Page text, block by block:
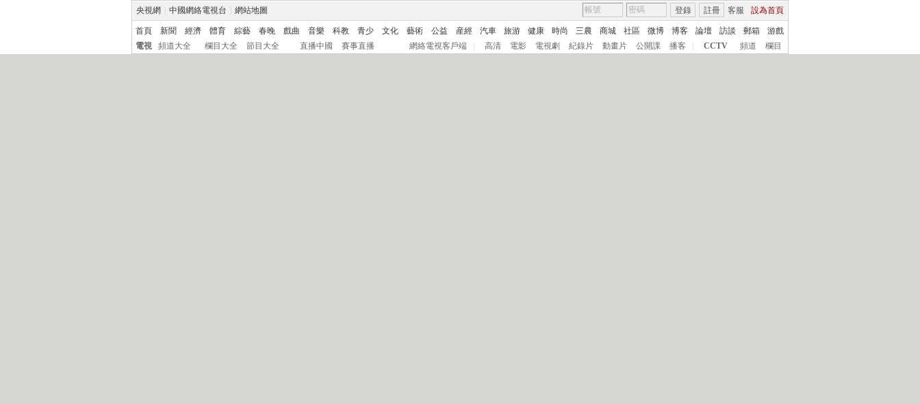
央視網 中國網絡電視台 網站地圖 客服 設為首頁
登錄 註冊
首頁 新聞 經濟 體育 綜藝 春晚 戲曲 音樂 科教 青少 文化 藝術 公益 産經 汽車 旅游 健康 時尚 三農 商城 社區 微博 博客 論壇 訪談 郵箱
游戲
電視
頻道大全 欄目大全 節目大全 直播中國 賽事直播 網絡電視客戶端 高清 電影 電視劇 紀錄片 動畫片 公開課 播客 CCTV 頻道 欄目